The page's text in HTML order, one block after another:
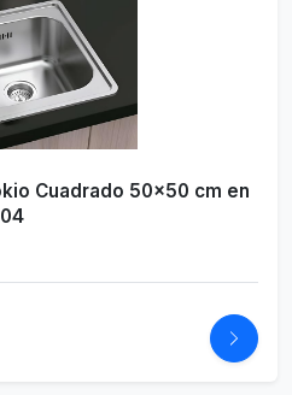
Cuadrado 50x50 cm en